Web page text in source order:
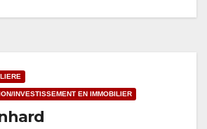
INVESTISSEMENT EN IMMOBILIER